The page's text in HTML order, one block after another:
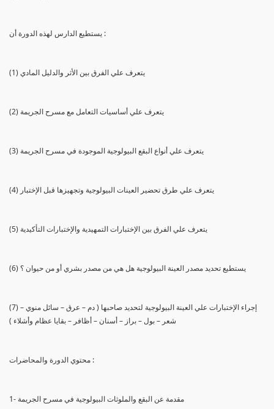
يستطيع الدارس لهذه الدورة أن :
(1) يتعرف علي الفرق بين الأثر والدليل المادي
(2) يتعرف علي أساسيات التعامل مع مسرح الجريمة
(3) يتعرف علي أنواع البقع البيولوجية الموجودة في مسرح الجريمة
(4) يتعرف علي طرق تحضير العينات البيولوجية وتجهيزها قبل الإختبار
(5) يتعرف علي الفرق بين الإختبارات التمهيدية والإختبارات التأكيدية
(6) يستطيع تحديد مصدر العينة البيولوجية هل هي من مصدر بشري أو من حيوان ؟
(7) إجراء الإختبارات علي العينة البيولوجية لتحديد صاحبها ( دم – عرق – سائل منوي –
شعر – بول – براز – أسنان – أظافر – بقايا عظام وأشلاء )
محتوي الدورة والمحاضرات :
1- مقدمة عن البقع والملوثات البيولوجية في مسرح الجريمة